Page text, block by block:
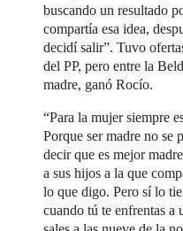
buscando un resultado
compartía esa idea,
decidí salir”. Tuvo
del PP, pero entre la
madre, ganó Rocío.
“Para la mujer siempre
Porque ser madre no se
decir que es mejor
a sus hijos a la que
lo que digo. Pero sí lo
cuando tú te enfrentas a